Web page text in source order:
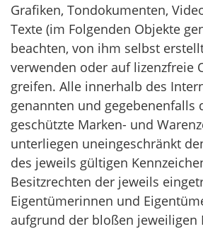
Grafiken, Tondokumenten,
Texte (im Folgenden Objekte
beachten, von ihm selbst
verwenden oder auf lizenzfreie
greifen. Alle innerhalb des
genannten und gegebenenfalls
geschützte Marken- und
unterliegen uneingeschränkt
des jeweils gültigen
Besitzrechten der jeweils
Eigentümerinnen und
aufgrund der bloßen jeweiligen